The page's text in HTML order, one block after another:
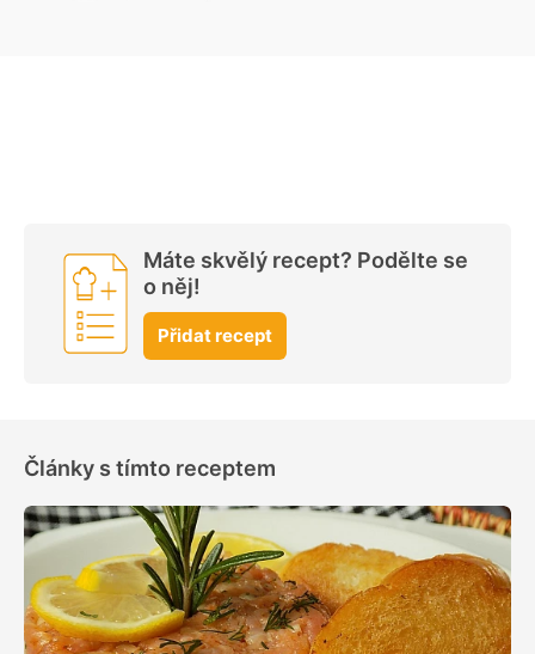
Máte skvělý recept? Podělte se
o něj!
Přidat recept
Články s tímto receptem